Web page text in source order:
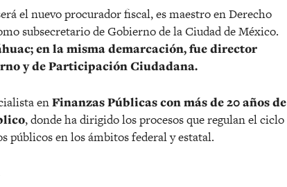
el nuevo procurador fiscal, es maestro en Derecho
subsecretario de Gobierno de la Ciudad de México.
en la misma demarcación, fue director
y de Participación Ciudadana.
enFinanzas Públicas con más de 20 años de
, donde ha dirigido los procesos que regulan el ciclo
públicos en los ámbitos federal y estatal.